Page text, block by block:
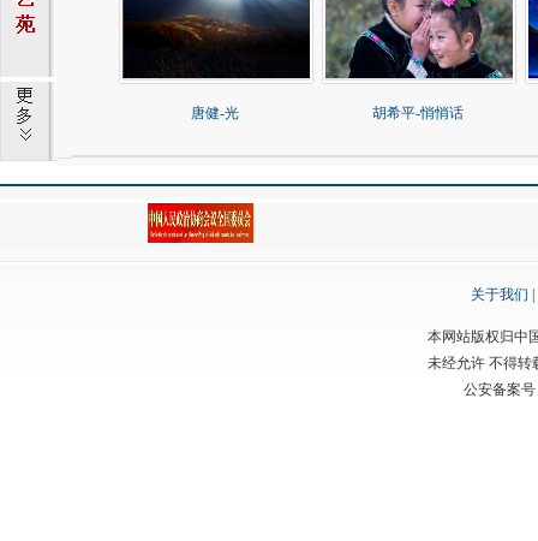
唐健-光 胡希平-悄悄话
关于我们
本网站版权归中
未经允许 不得
公安备案号